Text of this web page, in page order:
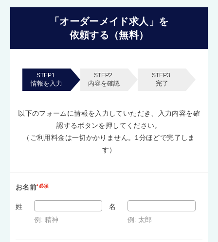
「オーダーメイド求人」を
依頼する（無料）
STEP1.
情報を入力
STEP2.
内容を確認
STEP3.
完了
以下のフォームに情報を入力していただき、入力内容を確
認するボタンを押してください。
（ご利用料金は一切かかりません。1分ほどで完了しま
す）
お名前*必須
姓
例: 精神
名
例: 太郎